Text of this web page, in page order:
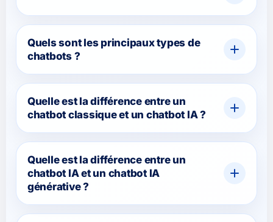
Quels sont les principaux types de
chatbots ?
Quelle est la différence entre un
chatbot classique et un chatbot IA ?
Quelle est la différence entre un
chatbot IA et un chatbot IA
générative ?